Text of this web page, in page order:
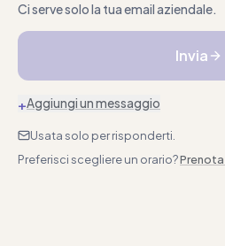
Ci serve solo la tua email aziendale.
Invia
+Aggiungi un messaggio
Usata solo per risponderti.
Preferisci scegliere un orario?